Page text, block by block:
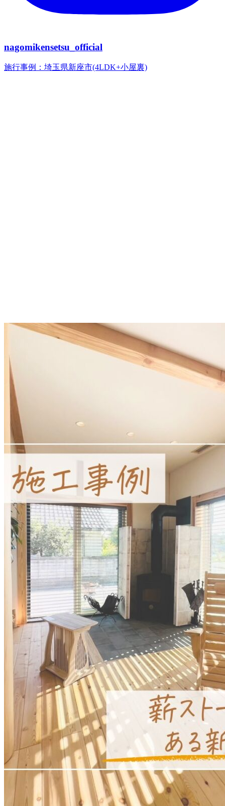
nagomikensetsu_official
施行事例：埼玉県新座市(4LDK+小屋裏)